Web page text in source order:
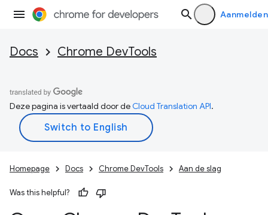
Aanmelden
Docs Chrome DevTools
Deze pagina is vertaald door deCloud Translation API.
Homepage Docs Chrome DevTools Aan de slag
Was this helpful?